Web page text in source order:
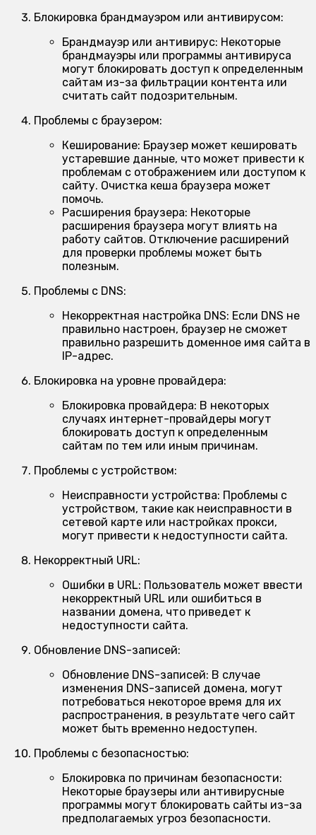
Блокировка брандмауэром или антивирусом:
Брандмауэр или антивирус: Некоторые
брандмауэры или программы антивируса
могут блокировать доступ к определенным
сайтам из-за фильтрации контента или
считать сайт подозрительным.
Проблемы с браузером:
Кеширование: Браузер может кешировать
устаревшие данные, что может привести к
проблемам с отображением или доступом к
сайту. Очистка кеша браузера может
помочь.
Расширения браузера: Некоторые
расширения браузера могут влиять на
работу сайтов. Отключение расширений
для проверки проблемы может быть
полезным.
Проблемы с DNS:
Некорректная настройка DNS: Если DNS не
правильно настроен, браузер не сможет
правильно разрешить доменное имя сайта в
IP-адрес.
Блокировка на уровне провайдера:
Блокировка провайдера: В некоторых
случаях интернет-провайдеры могут
блокировать доступ к определенным
сайтам по тем или иным причинам.
Проблемы с устройством:
Неисправности устройства: Проблемы с
устройством, такие как неисправности в
сетевой карте или настройках прокси,
могут привести к недоступности сайта.
Некорректный URL:
Ошибки в URL: Пользователь может ввести
некорректный URL или ошибиться в
названии домена, что приведет к
недоступности сайта.
Обновление DNS-записей:
Обновление DNS-записей: В случае
изменения DNS-записей домена, могут
потребоваться некоторое время для их
распространения, в результате чего сайт
может быть временно недоступен.
Проблемы с безопасностью:
Блокировка по причинам безопасности:
Некоторые браузеры или антивирусные
программы могут блокировать сайты из-за
предполагаемых угроз безопасности.